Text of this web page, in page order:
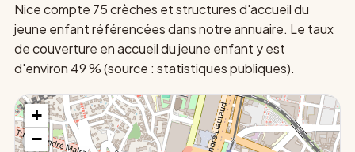
Nice compte 75 crèches et structures d'accueil du
jeune enfant référencées dans notre annuaire. Le taux
de couverture en accueil du jeune enfant y est
d'environ 49 % (source : statistiques publiques).
+
−